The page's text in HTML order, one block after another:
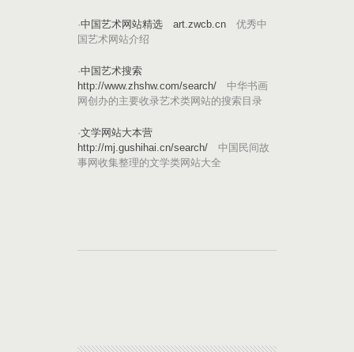
·中国艺术网站精选 art.zwcb.cn 优秀中
国艺术网站介绍
·中国艺术搜索
http://www.zhshw.com/search/ 中华书画
网创办的主要收录艺术类网站的搜索目录
·文学网站大本营
http://mj.gushihai.cn/search/ 中国民间故
事网收集整理的文学类网站大全